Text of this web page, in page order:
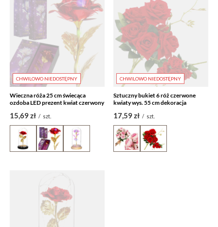
CHWILOWO NIEDOSTĘPNY
Wieczna róża 25 cm świecąca
ozdoba LED prezent kwiat czerwony
15,69 zł / szt.
CHWILOWO NIEDOSTĘPNY
Sztuczny bukiet 6 róż czerwone
kwiaty wys. 55 cm dekoracja
17,59 zł / szt.